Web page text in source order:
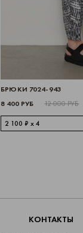
БРЮКИ 7024-943
8 400 РУБ
12 000 РУБ
2 100 ₽ x 4
КОНТАКТЫ